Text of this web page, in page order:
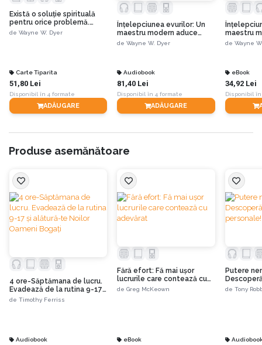
Există o soluție spirituală
pentru orice problemă.
Reînvață să trăiești!
de Wayne W. Dyer
Carte Tiparita
51,80 Lei
Disponibil în 4 formate
ADĂUGARE
Înțelepciunea evurilor: Un
maestru modern aduce
adevărurile eterne în viața
deWayne W. Dyer
Audiobook
81,40 Lei
Disponibil în 4 formate
ADĂUGARE
maestru
de Wayne
eBook
34,92 Lei
Disponibil
Produse asemănătoare
4 ore-Săptămana de lucru.
Evadează de la rutina 9-17
şi alătură-te Noilor Oameni
de Timothy Ferriss
Audiobook
Fără efort: Fă mai ușor
lucrurile care contează cu
adevărat
deGreg McKeown
eBook
Putere
personale!
de Tony